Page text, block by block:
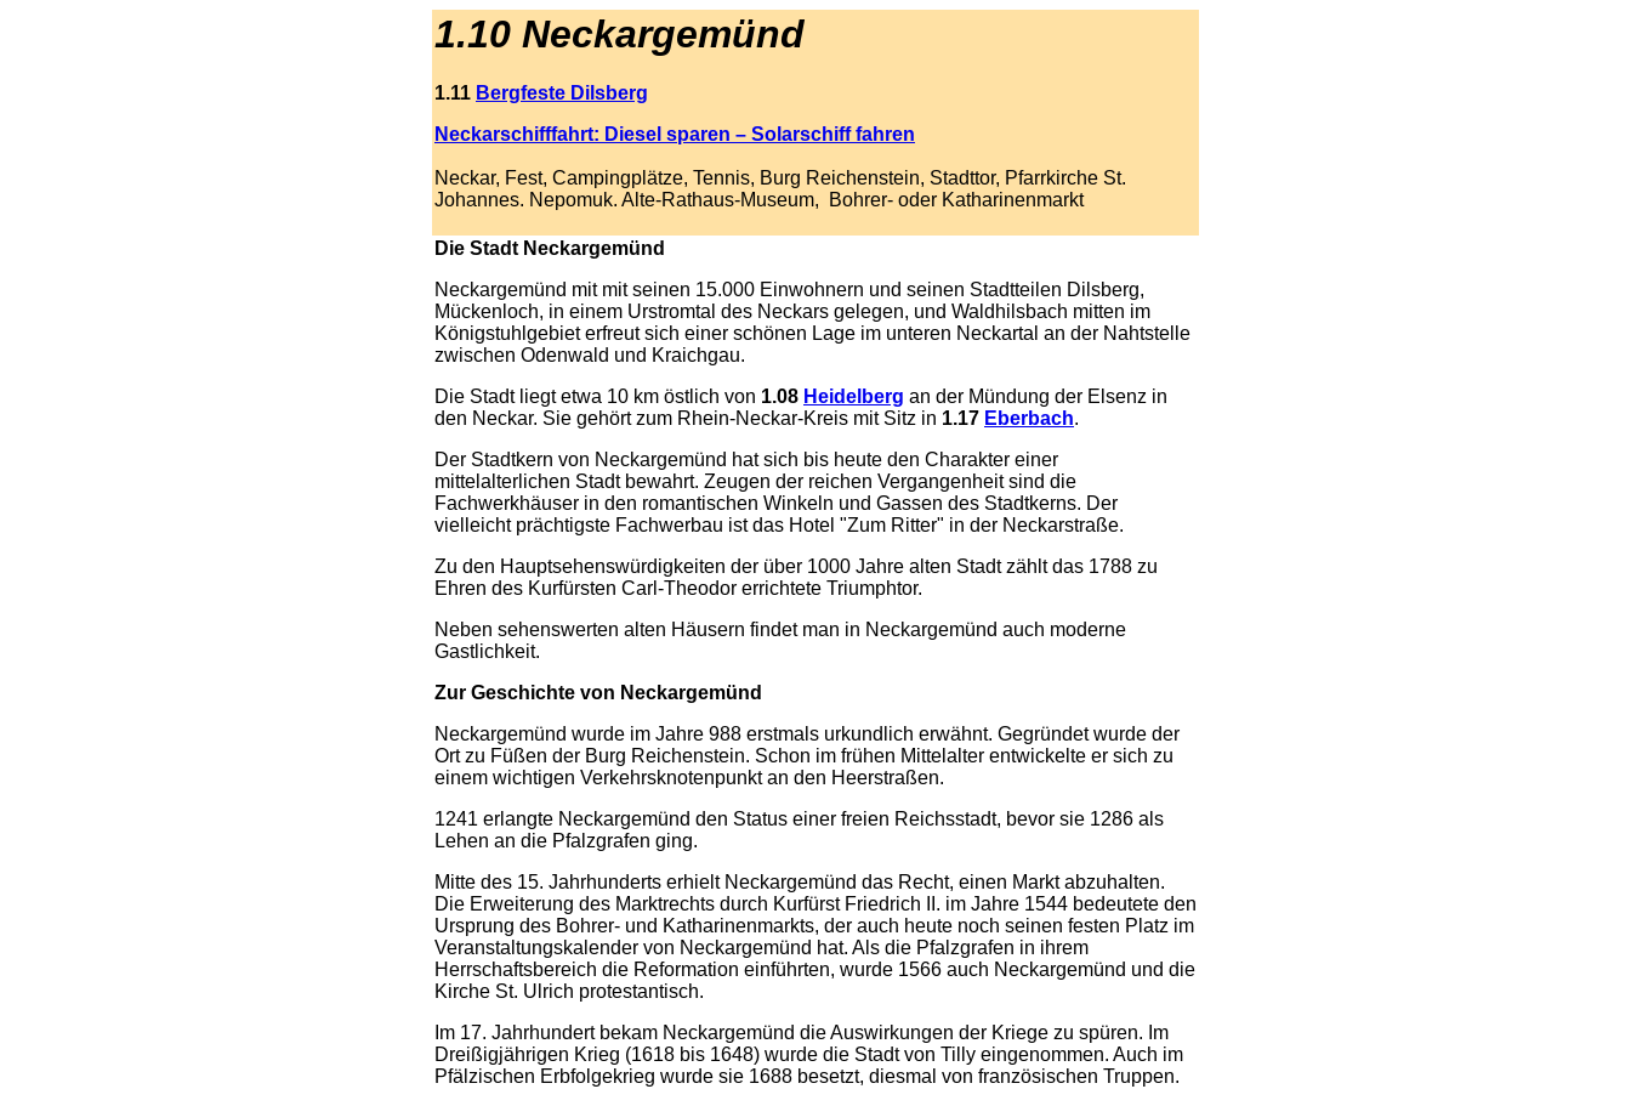
1.10 Neckargemünd
1.11 Bergfeste Dilsberg
Neckarschifffahrt: Diesel sparen – Solarschiff fahren
Neckar, Fest, Campingplätze, Tennis, Burg Reichenstein, Stadttor, Pfarrkirche St.
Johannes. Nepomuk. Alte-Rathaus-Museum, Bohrer- oder Katharinenmarkt
Die Stadt Neckargemünd
Neckargemünd mit mit seinen 15.000 Einwohnern und seinen Stadtteilen Dilsberg,
Mückenloch, in einem Urstromtal des Neckars gelegen, und Waldhilsbach mitten im
Königstuhlgebiet erfreut sich einer schönen Lage im unteren Neckartal an der Nahtstelle
zwischen Odenwald und Kraichgau.
Die Stadt liegt etwa 10 km östlich von 1.08 Heidelberg an der Mündung der Elsenz in
den Neckar. Sie gehört zum Rhein-Neckar-Kreis mit Sitz in 1.17 Eberbach.
Der Stadtkern von Neckargemünd hat sich bis heute den Charakter einer
mittelalterlichen Stadt bewahrt. Zeugen der reichen Vergangenheit sind die
Fachwerkhäuser in den romantischen Winkeln und Gassen des Stadtkerns. Der
vielleicht prächtigste Fachwerbau ist das Hotel "Zum Ritter" in der Neckarstraße.
Zu den Hauptsehenswürdigkeiten der über 1000 Jahre alten Stadt zählt das 1788 zu
Ehren des Kurfürsten Carl-Theodor errichtete Triumphtor.
Neben sehenswerten alten Häusern findet man in Neckargemünd auch moderne
Gastlichkeit.
Zur Geschichte von Neckargemünd
Neckargemünd wurde im Jahre 988 erstmals urkundlich erwähnt. Gegründet wurde der
Ort zu Füßen der Burg Reichenstein. Schon im frühen Mittelalter entwickelte er sich zu
einem wichtigen Verkehrsknotenpunkt an den Heerstraßen.
1241 erlangte Neckargemünd den Status einer freien Reichsstadt, bevor sie 1286 als
Lehen an die Pfalzgrafen ging.
Mitte des 15. Jahrhunderts erhielt Neckargemünd das Recht, einen Markt abzuhalten.
Die Erweiterung des Marktrechts durch Kurfürst Friedrich II. im Jahre 1544 bedeutete den
Ursprung des Bohrer- und Katharinenmarkts, der auch heute noch seinen festen Platz im
Veranstaltungskalender von Neckargemünd hat. Als die Pfalzgrafen in ihrem
Herrschaftsbereich die Reformation einführten, wurde 1566 auch Neckargemünd und die
Kirche St. Ulrich protestantisch.
Im 17. Jahrhundert bekam Neckargemünd die Auswirkungen der Kriege zu spüren. Im
Dreißigjährigen Krieg (1618 bis 1648) wurde die Stadt von Tilly eingenommen. Auch im
Pfälzischen Erbfolgekrieg wurde sie 1688 besetzt, diesmal von französischen Truppen.